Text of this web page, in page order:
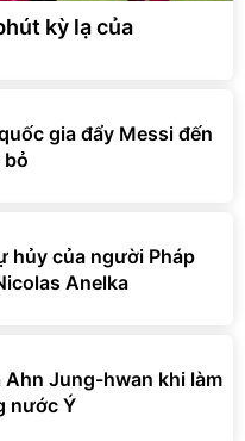
kỳ lạ của
gia đẩy Messi đến
bỏ
hủy của người Pháp
Anelka
Ahn Jung-hwan khi làm
nước Ý